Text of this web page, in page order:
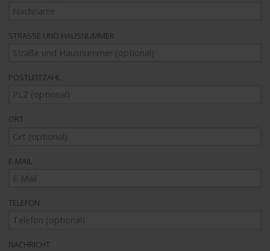
STRASSE UND HAUSNUMMER
POSTLEITZAHL
ORT
E-MAIL
TELEFON
NACHRICHT